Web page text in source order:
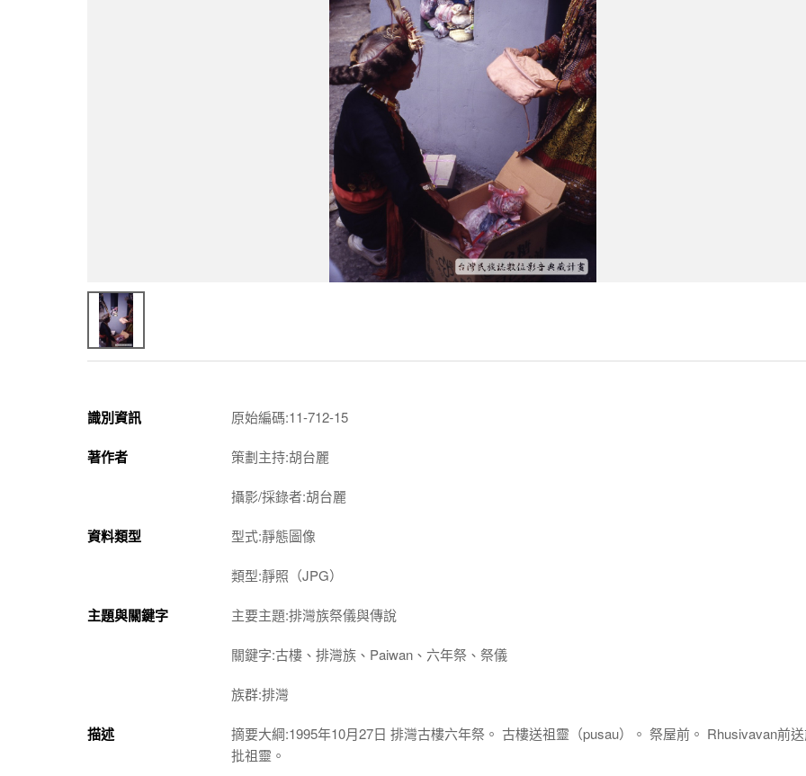
識別資訊 原始編碼:11-712-15
著作者 策劃主持:胡台麗
攝影/採錄者:胡台麗
資料類型 型式:靜態圖像
類型:靜照（JPG）
主題與關鍵字 主要主題:排灣族祭儀與傳說
關鍵字:古樓、排灣族、Paiwan、六年祭、祭儀
族群:排灣
描述
摘要大綱:1995年10月27日 排灣古樓六年祭。 古樓送祖靈（pusau）。 祭屋前。 Rhusivavan前
批祖靈。